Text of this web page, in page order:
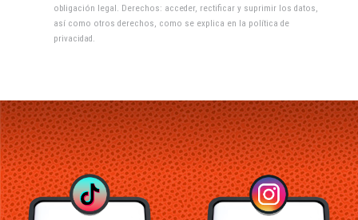
obligación legal. Derechos: acceder, rectificar y suprimir los datos,
así como otros derechos, como se explica en la política de
privacidad .